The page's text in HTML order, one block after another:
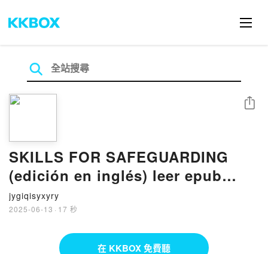
SKILLS FOR SAFEGUARDING
(edición en inglés) leer epub
LISA COMPTON, TAYLOR
PATTERSON
jygiqisyxyry
2025-06-13 · 17 秒
分享
在 KKBOX 免費聽